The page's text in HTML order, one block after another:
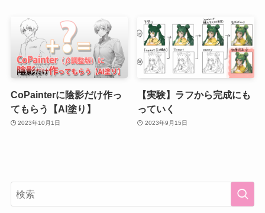
CoPainterに陰影だけ作っ
てもらう【AI塗り】
2023年10月1日
【実験】ラフから完成にも
っていく
2023年9月15日